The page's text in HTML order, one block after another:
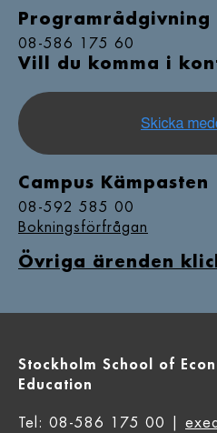
Programrådgivning
08-586 175 60
Vill du komma i
Campus Kämpasten
08-592 585 00
Bokningsförfrågan
Övriga ärenden
Stockholm School of
Education
Tel: 08-586 175 00 |